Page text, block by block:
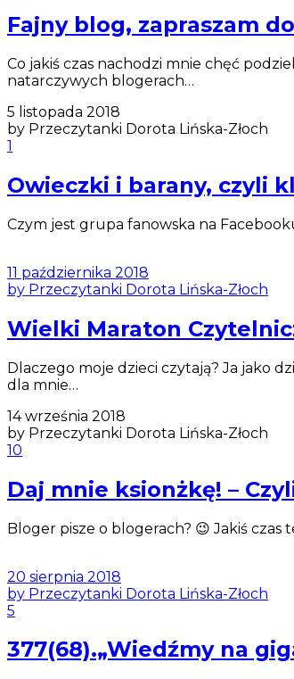
Fajny blog, zapraszam
Co jakiś czas nachodzi mnie chęć
natarczywych blogerach…
5 listopada 2018
by Przeczytanki Dorota Lińska-Złoch
1
Owieczki i barany, czyli
Czym jest grupa fanowska na
11 października 2018
by Przeczytanki Dorota Lińska-Złoch
Wielki Maraton
Dlaczego moje dzieci czytają? Ja jako
dla mnie…
14 września 2018
by Przeczytanki Dorota Lińska-Złoch
10
Daj mnie ksionżkę! –
Bloger pisze o blogerach? 😉 Jakiś czas
20 sierpnia 2018
by Przeczytanki Dorota Lińska-Złoch
5
377(68).„Wiedźmy na